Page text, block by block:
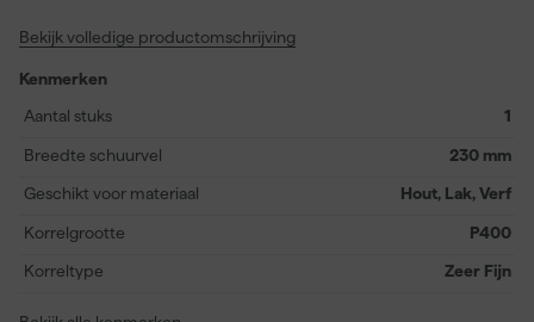
voor het bewerken van verf, lak, plamuur en hout, zodat je altijd
afwerkingsprojecten. Door het grote formaat werk je efficiënt en
heb je voldoende oppervlak om gelijkmatig en nauwkeurig te
gebruiksgemak, duurzaamheid en een professioneel
schuurresultaat bij uiteenlopende materialen.
Bekijk volledige productomschrijving
Kenmerken
Aantal stuks
1
Breedte schuurvel 230 mm
Geschikt voor materiaal Hout, Lak, Verf
Korrelgrootte P400
Korreltype Zeer Fijn